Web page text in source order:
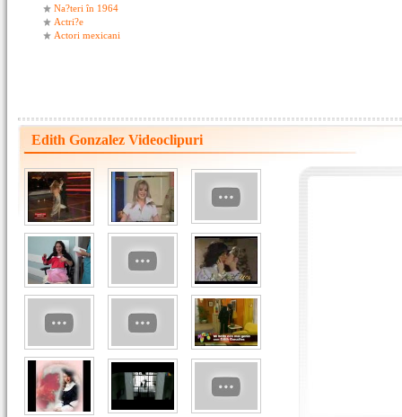
Na?teri în 1964
Actri?e
Actori mexicani
Edith Gonzalez Videoclipuri